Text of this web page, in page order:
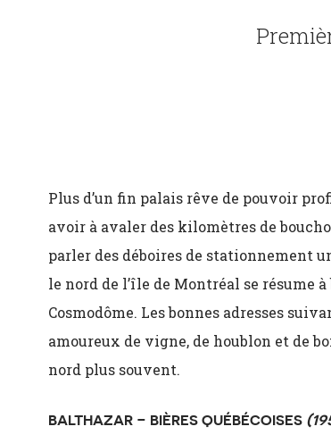
Plus d’un fin palais rêve de pouvoir
avoir à avaler des kilomètres de
parler des déboires de stationnement
le nord de l’île de Montréal se résume
Cosmodôme. Les bonnes adresses
amoureux de vigne, de houblon et de
nord plus souvent.
BALTHAZAR – BIÈRES QUÉBÉCOISES